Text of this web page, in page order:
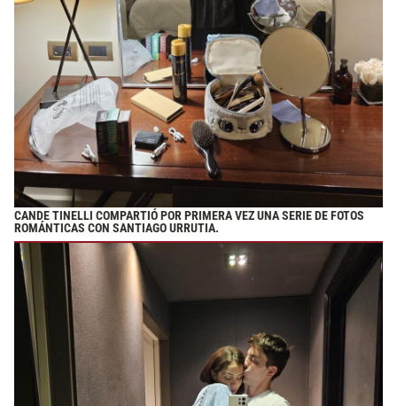
CANDE TINELLI COMPARTIÓ POR PRIMERA VEZ UNA SERIE DE FOTOS
ROMÁNTICAS CON SANTIAGO URRUTIA.